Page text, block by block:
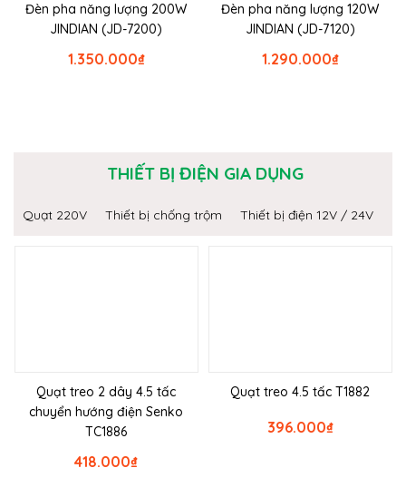
Đèn pha năng lượng 200W
JINDIAN (JD-7200)
₫
1.350.000
Đèn pha năng lượng 120W
JINDIAN (JD-7120)
₫
1.290.000
THIẾT BỊ ĐIỆN GIA DỤNG
Quạt 220V Thiết bị chống trộm Thiết bị điện 12V / 24V
Quạt treo 2 dây 4.5 tấc
chuyển hướng điện Senko
TC1886
₫
418.000
Quạt treo 4.5 tấc T1882
₫
396.000